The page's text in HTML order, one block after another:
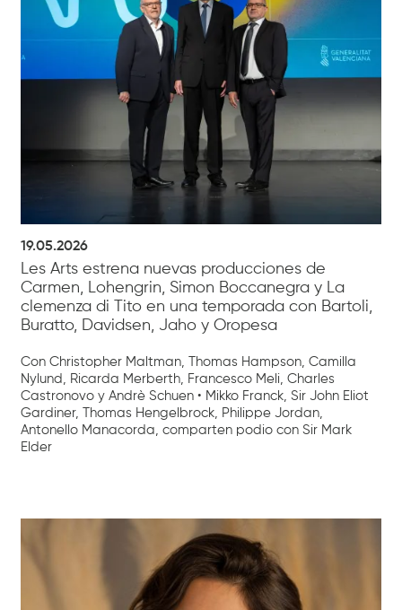
19.05.2026
Les Arts estrena nuevas producciones de
Carmen, Lohengrin, Simon Boccanegra y La
clemenza di Tito en una temporada con Bartoli,
Buratto, Davidsen, Jaho y Oropesa
Con Christopher Maltman, Thomas Hampson, Camilla
Nylund, Ricarda Merberth, Francesco Meli, Charles
Castronovo y Andrè Schuen • Mikko Franck, Sir John Eliot
Gardiner, Thomas Hengelbrock, Philippe Jordan,
Antonello Manacorda, comparten podio con Sir Mark
Elder